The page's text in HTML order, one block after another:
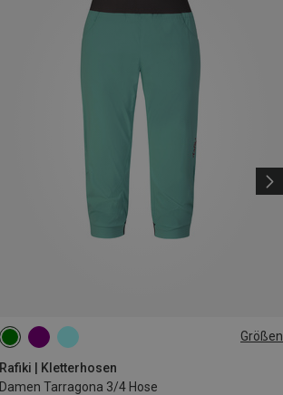
Größen
Rafiki | Kletterhosen
Damen Tarragona 3/4 Hose
XS S L